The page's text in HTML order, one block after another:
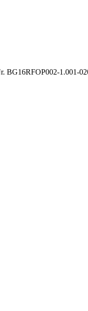
BG16RFOP002-1.001-